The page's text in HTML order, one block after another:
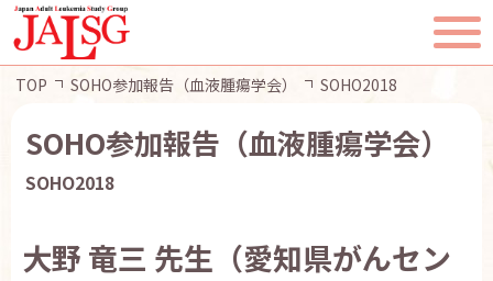
JALSGとは
TOP SOHO参加報告（血液腫瘍学会） SOHO2018
SOHO参加報告（血液腫瘍学会）
SOHO2018
大野 竜三 先生（愛知県がんセン